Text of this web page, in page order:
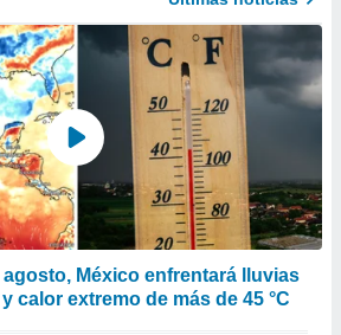
agosto, México enfrentará lluvias
calor extremo de más de 45 °C